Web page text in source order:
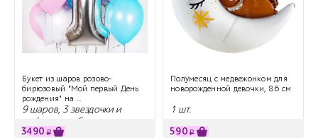
Букет из шаров розово-
бирюзовый "Мой первый День
рождения" на ...
9 шаров, 3 звездочки и
цифра на выбор
3490 ₽
Полумесяц с медвежонком для
новорожденной девочки, 86 см
1 шт.
590 ₽